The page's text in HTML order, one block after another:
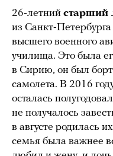
26-летний старший
из Санкт-
высшего военного
училища. Это была
в Сирию, он был
самолета. В 2016
осталась
не получалось
в августе родилась
семья была важнее